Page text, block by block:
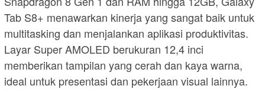
Tab S8+ menawarkan kinerja yang sangat baik untuk
multitasking dan menjalankan aplikasi produktivitas.
Layar Super AMOLED berukuran 12,4 inci
memberikan tampilan yang cerah dan kaya warna,
ideal untuk presentasi dan pekerjaan visual lainnya.